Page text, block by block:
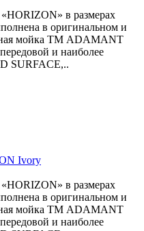
в размерах
в оригинальном и
мойка ТМ ADAMANT
и наиболее
SURFACE,..
Ivory
в размерах
в оригинальном и
мойка ТМ ADAMANT
и наиболее